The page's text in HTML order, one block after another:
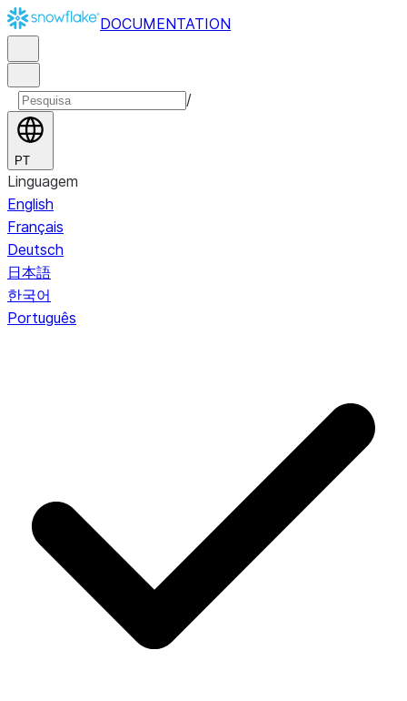
DOCUMENTATION
/
PT
Linguagem
English
Français
Deutsch
日本語
한국어
Português